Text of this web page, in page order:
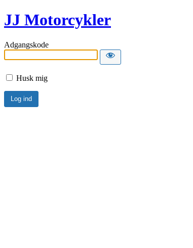
JJ Motorcykler
Adgangskode
Husk mig